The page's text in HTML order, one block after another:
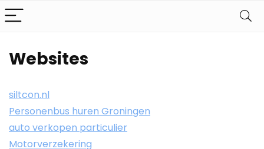
Websites
siltcon.nl
Personenbus huren Groningen
auto verkopen particulier
Motorverzekering